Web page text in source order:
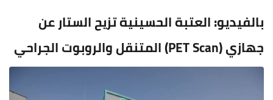
بالفيديو: العتبة الحسينية تزيح الستار عن
جهازي (PET Scan) المتنقل والروبوت الجراحي